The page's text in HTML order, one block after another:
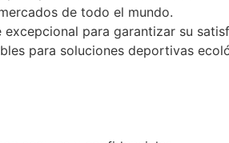
de todo el mundo.
excepcional para garantizar su
para soluciones deportivas